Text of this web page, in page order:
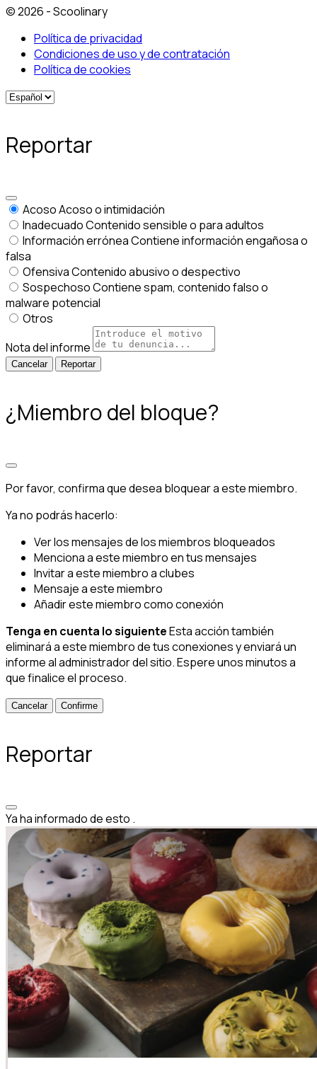
© 2026 - Scoolinary
Política de privacidad
Condiciones de uso y de contratación
Política de cookies
Reportar
AcosoAcoso o intimidación
InadecuadoContenido sensible o para adultos
Información erróneaContiene información engañosa o
falsa
OfensivaContenido abusivo o despectivo
SospechosoContiene spam, contenido falso o
malware potencial
Otros
Nota del informe
Reportar
¿Miembro del bloque?
Por favor, confirma que desea bloquear a este miembro.
Ya no podrás hacerlo:
Ver los mensajes de los miembros bloqueados
Menciona a este miembro en tus mensajes
Invitar a este miembro a clubes
Mensaje a este miembro
Añadir este miembro como conexión
Tenga en cuenta lo siguienteEsta acción también
eliminará a este miembro de tus conexiones y enviará un
informe al administrador del sitio. Espere unos minutos a
que finalice el proceso.
Confirme
Reportar
Ya ha informado de esto .